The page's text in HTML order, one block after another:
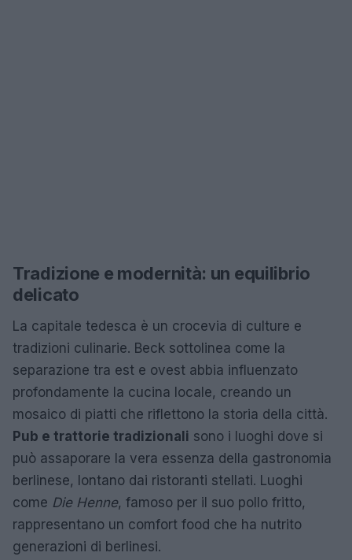
Tradizione e modernità: un equilibrio
delicato
La capitale tedesca è un crocevia di culture e
tradizioni culinarie. Beck sottolinea come la
separazione tra est e ovest abbia influenzato
profondamente la cucina locale, creando un
mosaico di piatti che riflettono la storia della città.
Pub e trattorie tradizionali sono i luoghi dove si
può assaporare la vera essenza della gastronomia
berlinese, lontano dai ristoranti stellati. Luoghi
come Die Henne, famoso per il suo pollo fritto,
rappresentano un comfort food che ha nutrito
generazioni di berlinesi.